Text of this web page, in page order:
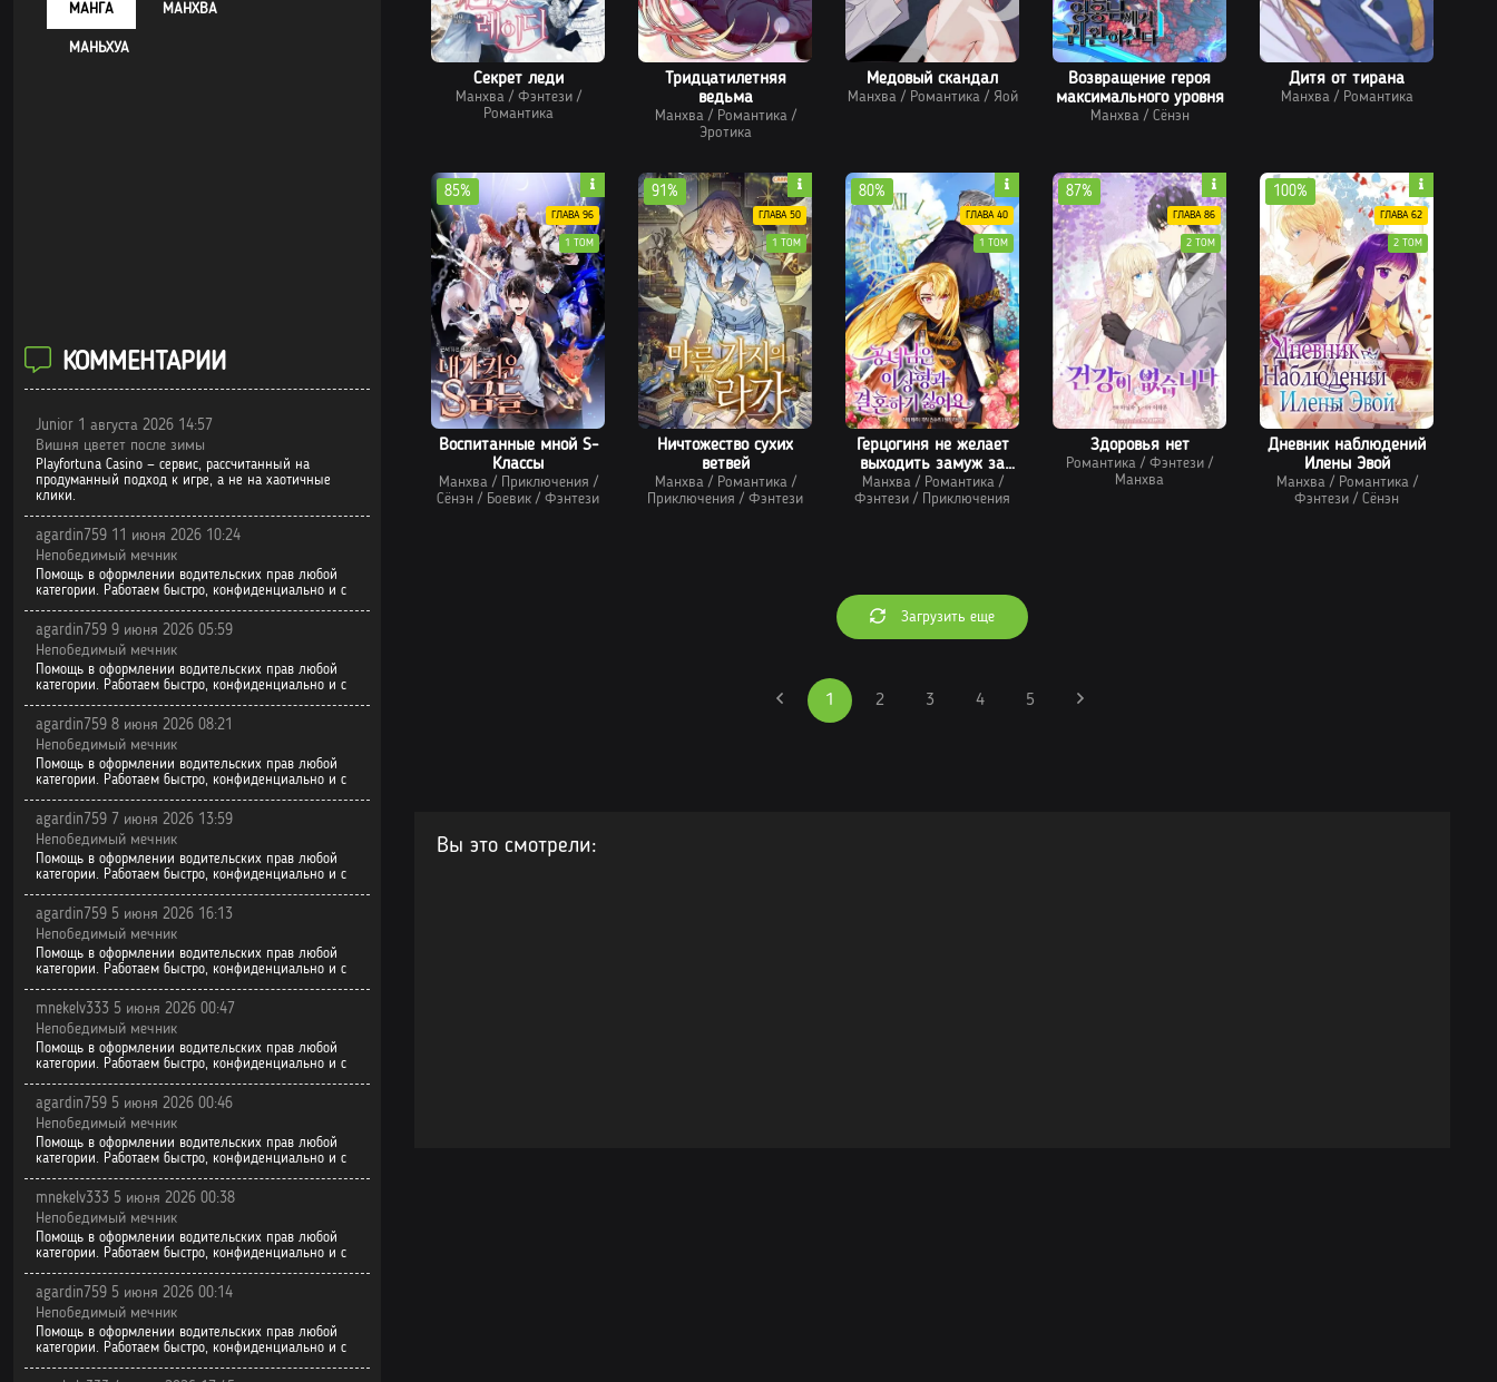
Секрет леди
Манхва/ Фэнтези/
Романтика
Тридцатилетняя
ведьма
Манхва/ Романтика/
Эротика
Медовый скандал
Манхва/ Романтика/ Яой
Возвращение героя
максимального уровня
Манхва/ Сёнэн
Дитя от тирана
Манхва/ Романтика
Воспитанные мной S-
Классы
Манхва/ Приключения /
Сёнэн / Боевик / Фэнтези
85%
ГЛАВА 96
1 ТОМ
Ничтожество сухих
ветвей
Манхва/ Романтика/
Приключения / Фэнтези
91%
ГЛАВА 50
1 ТОМ
Герцогиня не желает
выходить замуж за
свой идеальный типаж
Манхва/ Романтика/
Фэнтези / Приключения
80%
ГЛАВА 40
1 ТОМ
Здоровья нет
Романтика / Фэнтези /
Манхва
87%
ГЛАВА 86
2 ТОМ
Дневник наблюдений
Илены Эвой
Манхва/ Романтика/
Фэнтези / Сёнэн
100%
ГЛАВА 62
2 ТОМ
Загрузить еще
1 2 3 4 5
Вы это смотрели:
МАНГА МАНХВА
МАНЬХУА
КОММЕНТАРИИ
Junior 1 августа 2026 14:57
Вишня цветет после зимы
Playfortuna Casino — сервис, рассчитанный на
продуманный подход к игре, а не на хаотичные
клики.
agardin759 11 июня 2026 10:24
Непобедимый мечник
Помощь в оформлении водительских прав любой
категории. Работаем быстро, конфиденциально и с
agardin759 9 июня 2026 05:59
Непобедимый мечник
Помощь в оформлении водительских прав любой
категории. Работаем быстро, конфиденциально и с
agardin759 8 июня 2026 08:21
Непобедимый мечник
Помощь в оформлении водительских прав любой
категории. Работаем быстро, конфиденциально и с
agardin759 7 июня 2026 13:59
Непобедимый мечник
Помощь в оформлении водительских прав любой
категории. Работаем быстро, конфиденциально и с
agardin759 5 июня 2026 16:13
Непобедимый мечник
Помощь в оформлении водительских прав любой
категории. Работаем быстро, конфиденциально и с
mnekelv333 5 июня 2026 00:47
Непобедимый мечник
Помощь в оформлении водительских прав любой
категории. Работаем быстро, конфиденциально и с
agardin759 5 июня 2026 00:46
Непобедимый мечник
Помощь в оформлении водительских прав любой
категории. Работаем быстро, конфиденциально и с
mnekelv333 5 июня 2026 00:38
Непобедимый мечник
Помощь в оформлении водительских прав любой
категории. Работаем быстро, конфиденциально и с
agardin759 5 июня 2026 00:14
Непобедимый мечник
Помощь в оформлении водительских прав любой
категории. Работаем быстро, конфиденциально и с